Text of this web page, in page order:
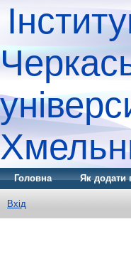
Головна Як додати
Вхід